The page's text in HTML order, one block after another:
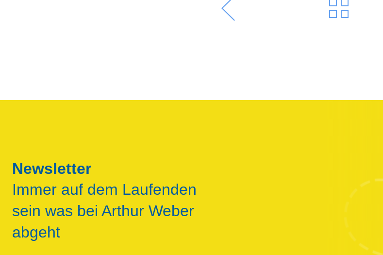
Newsletter
Immer auf dem Laufenden
sein was bei Arthur Weber
abgeht